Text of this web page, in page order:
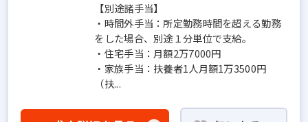
【別途諸手当】
・時間外手当：所定勤務時間を超える勤務
をした場合、別途１分単位で支給。
・住宅手当：月額2万7000円
・家族手当：扶養者1人月額1万3500円
（扶...